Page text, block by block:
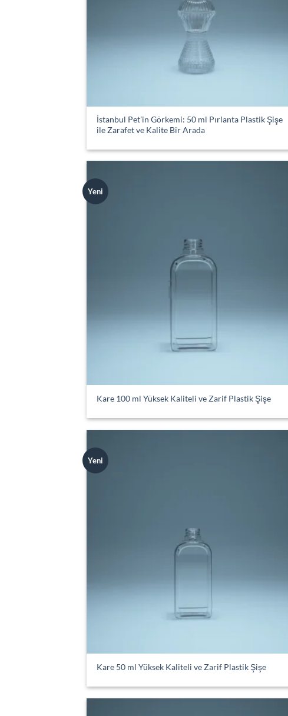
İstanbul Pet’in Görkemi: 50 ml Pırlanta Plastik Şişe
ile Zarafet ve Kalite Bir Arada
Yeni
Kare 100 ml Yüksek Kaliteli ve Zarif Plastik Şişe
Yeni
Kare 50 ml Yüksek Kaliteli ve Zarif Plastik Şişe